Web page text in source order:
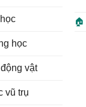
🏠
học
vật
vũ trụ